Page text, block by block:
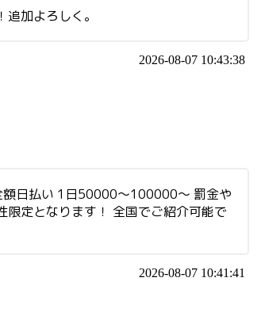
加よろしく。
2026-08-07 10:43:38
日払い 1日50000〜100000〜 罰金や
定となります！ 全国でご紹介可能で
2026-08-07 10:41:41